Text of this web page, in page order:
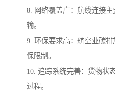
8. 网络覆盖广：航线连接
输。
9. 环保要求高：航空业碳
保限制。
10. 追踪系统完善：货物状
过程。